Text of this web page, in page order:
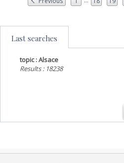
Last searches
topic : Alsace
Results : 18238